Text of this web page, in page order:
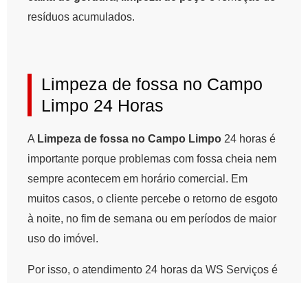
resíduos acumulados.
Limpeza de fossa no Campo
Limpo 24 Horas
A Limpeza de fossa no Campo Limpo 24 horas é
importante porque problemas com fossa cheia nem
sempre acontecem em horário comercial. Em
muitos casos, o cliente percebe o retorno de esgoto
à noite, no fim de semana ou em períodos de maior
uso do imóvel.
Por isso, o atendimento 24 horas da WS Serviços é